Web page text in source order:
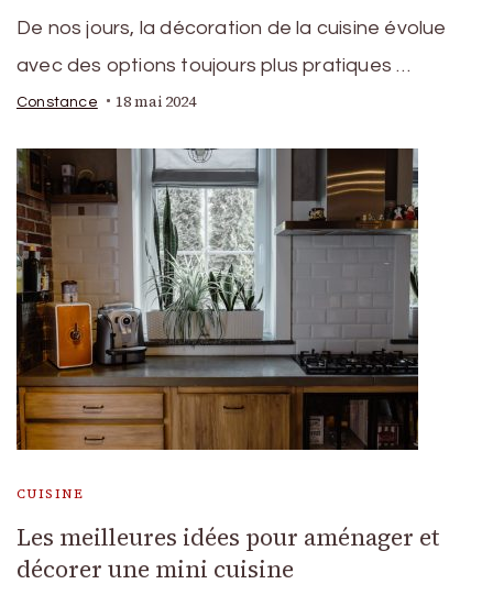
De nos jours, la décoration de la cuisine évolue
avec des options toujours plus pratiques …
Constance 18 mai 2024
CUISINE
Les meilleures idées pour aménager et
décorer une mini cuisine